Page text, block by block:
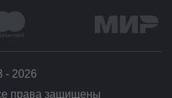
- 2026
права защищены